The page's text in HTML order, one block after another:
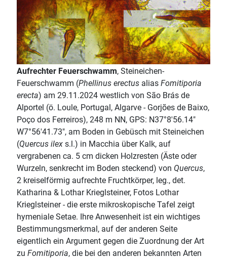
Aufrechter Feuerschwamm, Steineichen-
Feuerschwamm (Phellinus erectus alias Fomitiporia
erecta) am 29.11.2024 westlich von São Brás de
Alportel (ö. Loule, Portugal, Algarve - Gorjões de Baixo,
Poço dos Ferreiros), 248 m NN, GPS: N37°8'56.14"
W7°56'41.73", am Boden in Gebüsch mit Steineichen
(Quercus ilex s.l.) in Macchia über Kalk, auf
vergrabenen ca. 5 cm dicken Holzresten (Äste oder
Wurzeln, senkrecht im Boden steckend) von Quercus,
2 kreiselförmig aufrechte Fruchtkörper, leg., det.
Katharina & Lothar Krieglsteiner, Fotos Lothar
Krieglsteiner - die erste mikroskopische Tafel zeigt
hymeniale Setae. Ihre Anwesenheit ist ein wichtiges
Bestimmungsmerkmal, auf der anderen Seite
eigentlich ein Argument gegen die Zuordnung der Art
zu Fomitiporia, die bei den anderen bekannten Arten